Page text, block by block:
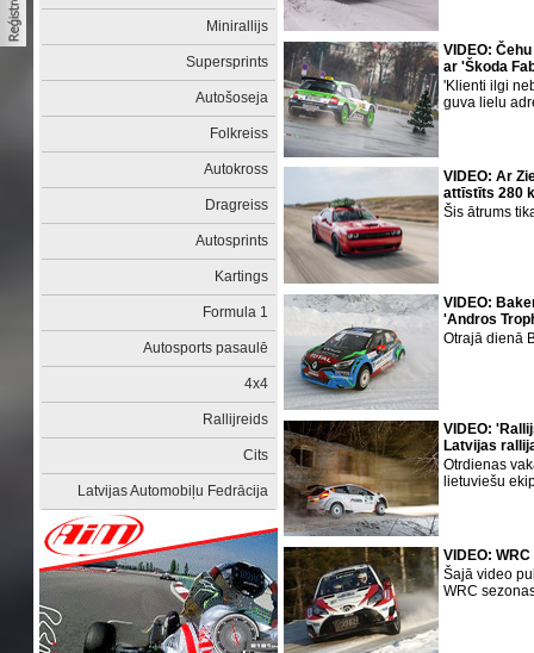
Minirallijs
Supersprints
Autošoseja
Folkreiss
Autokross
Dragreiss
Autosprints
Kartings
Formula 1
Autosports pasaulē
4x4
Rallijreids
Cits
Latvijas Automobiļu Fedrācija
VIDEO:
ar 'Škoda
'Klienti ilgi
guva lielu
VIDEO: Ar
attīstīts 280
Šis ātrums
VIDEO:
'Andros
Otrajā dienā
VIDEO:
Latvijas
Otrdienas
lietuviešu
VIDEO:
Šajā video
WRC